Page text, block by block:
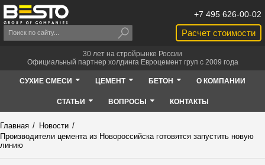
Расчет стоимости
+7 495 626-00-02
30 лет на стройрынке России
Официальный партнер холдинга Евроцемент груп с 2009 года
СУХИЕ СМЕСИ ЦЕМЕНТ БЕТОН О КОМПАНИИ
СТАТЬИ ВОПРОСЫ КОНТАКТЫ
Главная / Новости /
Производители цемента из Новороссийска готовятся запустить новую
линию